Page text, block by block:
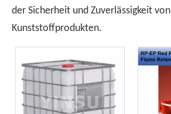
der Sicherheit und Zuverlässigkeit von
Kunststoffprodukten.